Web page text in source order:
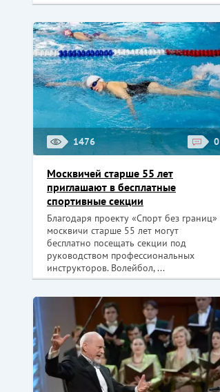
1476 0
Москвичей старше 55 лет
приглашают в бесплатные
спортивные секции
Благодаря проекту «Спорт без границ»
москвичи старше 55 лет могут
бесплатно посещать секции под
руководством профессиональных
инструкторов. Волейбол, ...